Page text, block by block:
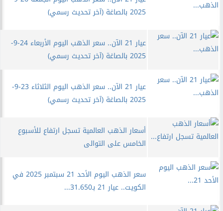
2025 بالصاغة (آخر تحديث رسمي)
عيار 21 الآن.. سعر الذهب اليوم الأربعاء 24-9-
2025 بالصاغة (آخر تحديث رسمي)
عيار 21 الآن.. سعر الذهب اليوم الثلاثاء 23-9-
2025 بالصاغة (آخر تحديث رسمي)
أسعار الذهب العالمية تسجل ارتفاع للأسبوع
الخامس على التوالى
سعر الذهب اليوم الأحد 21 سبتمبر 2025 في
الكويت.. عيار 21 بـ31.650...